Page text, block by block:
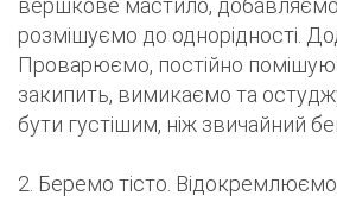
вершкове мастило,
розмішуємо до однорідності.
Проварюємо, постійно
закипить, вимикаємо та
бути густішим, ніж звичайний
2. Беремо тісто.